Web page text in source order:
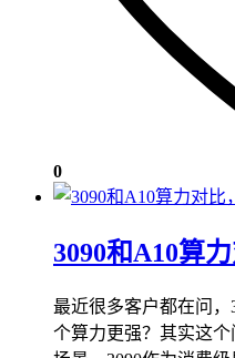
0
3090和A10算
最近很多客户都在问
个算力更强？其实这